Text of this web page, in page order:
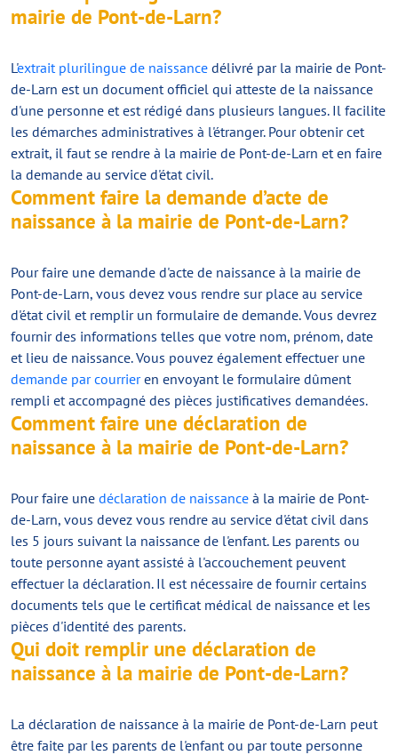
mairie de Pont-de-Larn?
L'extrait plurilingue de naissance délivré par la mairie de Pont-
de-Larn est un document officiel qui atteste de la naissance
d'une personne et est rédigé dans plusieurs langues. Il facilite
les démarches administratives à l'étranger. Pour obtenir cet
extrait, il faut se rendre à la mairie de Pont-de-Larn et en faire
la demande au service d'état civil.
Comment faire la demande d’acte de
naissance à la mairie de Pont-de-Larn?
Pour faire une demande d'acte de naissance à la mairie de
Pont-de-Larn, vous devez vous rendre sur place au service
d'état civil et remplir un formulaire de demande. Vous devrez
fournir des informations telles que votre nom, prénom, date
et lieu de naissance. Vous pouvez également effectuer une
demande par courrieren envoyant le formulaire dûment
rempli et accompagné des pièces justificatives demandées.
Comment faire une déclaration de
naissance à la mairie de Pont-de-Larn?
Pour faire une déclaration de naissance à la mairie de Pont-
de-Larn, vous devez vous rendre au service d'état civil dans
les 5 jours suivant la naissance de l'enfant. Les parents ou
toute personne ayant assisté à l'accouchement peuvent
effectuer la déclaration. Il est nécessaire de fournir certains
documents tels que le certificat médical de naissance et les
pièces d'identité des parents.
Qui doit remplir une déclaration de
naissance à la mairie de Pont-de-Larn?
La déclaration de naissance à la mairie de Pont-de-Larn peut
être faite par les parents de l'enfant ou par toute personne